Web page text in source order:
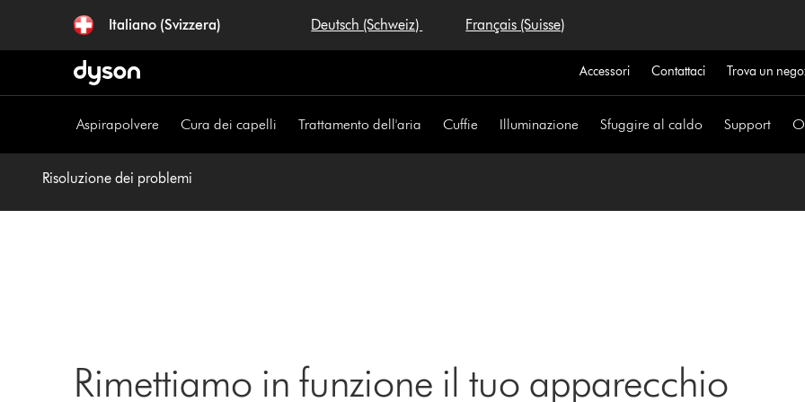
navigazione
Italiano (Svizzera) Deutsch (Schweiz) Français (Suisse)
Accessori Contattaci Trova un
Aspirapolvere Cura dei capelli Trattamento dell'aria Cuffie Illuminazione Sfuggire al caldo Support
Risoluzione dei problemi
Rimettiamo in funzione il tuo apparecchio